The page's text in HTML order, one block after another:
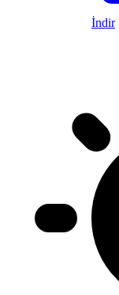
İndir